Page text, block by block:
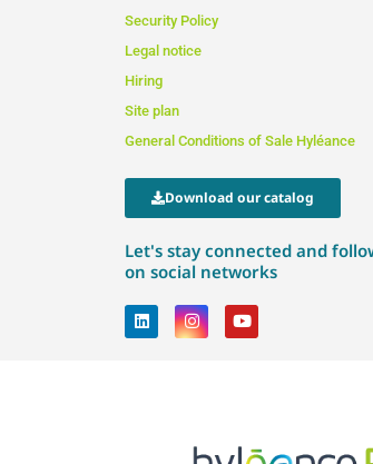
Security Policy
Legal notice
Hiring
Site plan
General Conditions of Sale Hyléance
Download our catalog
Let's stay connected and
on social networks